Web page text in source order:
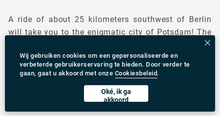
A ride of about 25 kilometers southwest of Berlin
will take you to the enigmatic city of Potsdam! The
city is the capital of the state of Brandenburg, and
is nestled on the river Hazel. With Sanssouci
Palace, Sanssouci Park, the New Palace and
Pfaueninsel, Potsdam is a perfect day trip from
Wij gebruiken cookies om een gepersonaliseerde en
verbeterde gebruikerservaring te bieden. Door verder te
gaan, gaat u akkoord met onze Cookiesbeleid .
Oké, ik ga
akkoord